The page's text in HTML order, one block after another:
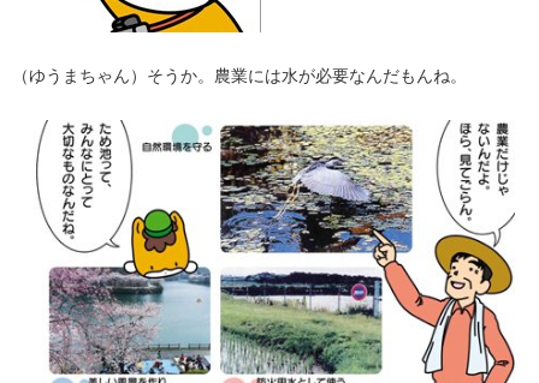
（ゆうまちゃん）そうか。農業には水が必要なんだもんね。